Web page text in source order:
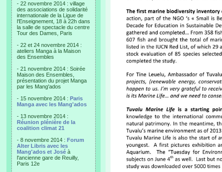
- 22 novembre 2014 : village
des associations de solidarité
internationale de la Ligue de
l'Enseignement, 18 à 22h dans
la salle de spectacle du centre
Tour des Dames, Paris
- 22 et 24 novembre 2014 :
ateliers Manga à la Maison
des Ensembles
- 21 novembre 2014 : Soirée
Maison des Ensembles,
présentation du projet Manga
par les Mang'ados
- 15 novembre 2014 : Paris
Manga avec les Mang'ados
- 13 novembre 2014 :
Réunion plénière de la
coalition climat 21
- 8 novembre 2014 : Forum
Alter Libris avec les
Mang'ados et José à
l'ancienne gare de Reuilly,
Paris 12e